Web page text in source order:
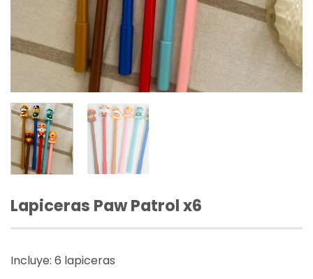
Lapiceras Paw Patrol x6
Incluye: 6 lapiceras